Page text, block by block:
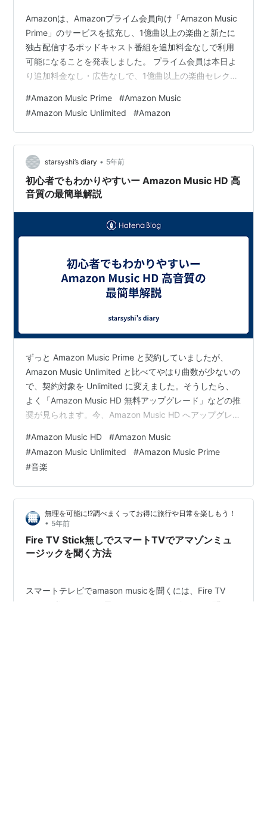
Amazonは、Amazonプライム会員向け「Amazon Music
Prime」のサービスを拡充し、1億曲以上の楽曲と新たに
独占配信するポッドキャスト番組を追加料金なしで利用
可能になることを発表しました。 プライム会員は本日よ
り追加料金なし・広告なしで、1億曲以上の楽曲セレクシ
ャッフル再生可能になり、またリスナーの好みに合わせ
てカスタマイズされる厳選プレイリスト内の楽曲を、オ
ンデマンド再生することができるようになりました。
Amazon Music Prime
#Amazon Music Prime #Amazon Music
#Amazon Music Unlimited #Amazon
starsyshi’s diary • 5年前
初心者でもわかりやすいー Amazon Music HD 高
音質の最簡単解説
ずっと Amazon Music Prime と契約していましたが、
Amazon Music Unlimited と比べてやはり曲数が少ないの
で、契約対象を Unlimited に変えました。そうしたら、
よく「Amazon Music HD 無料アップグレード」などの推
奨が見られます。今、Amazon Music HD へアップグレー
「それならアップグレードしてもいいか」と思いなが
ら、HD へアップグレードしました。使用感からいうと、
7500万の曲数は確かに多くて、聞きたい曲を探せば大体
出てきます。また、音質も確かに良くなりました。…
#Amazon Music HD #Amazon Music
#Amazon Music Unlimited #Amazon Music Prime
#音楽
無理を可能に!?調べまくってお得に旅行や日常を楽しもう！
• 5年前
Fire TV Stick無しでスマートTVでアマゾンミュ
ージックを聞く方法